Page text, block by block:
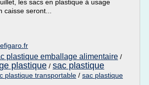
les sacs en plastique à usage
caisse seront...
plastique emballage alimentaire /
plastique / sac plastique
plastique transportable / sac plastique